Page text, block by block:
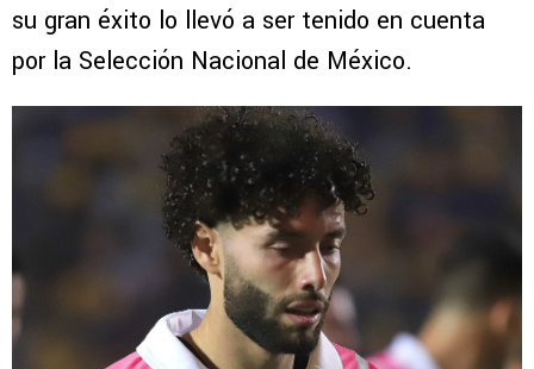
su gran éxito lo llevó a ser tenido en cuenta
por la Selección Nacional de México.